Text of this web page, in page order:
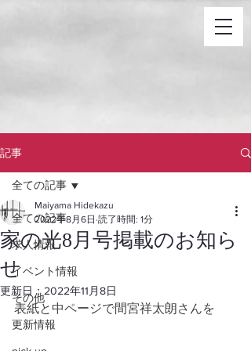
記事
全ての記事
求人情報
イベント情報
その他
更新情報
全ての記事
家の光8月号掲載のお知ら
せ
Maiyama Hidekazu
2022年8月6日 読了時間: 1分
更新日： 2022年11月8日
表紙と中ページで間宮祥太朗さんを